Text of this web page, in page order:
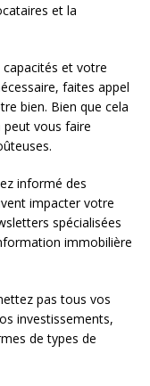
et la
capacités et votre
faites appel
bien. Bien que cela
vous faire
informé des
impacter votre
spécialisées
immobilière
pas tous vos
investissements,
de types de